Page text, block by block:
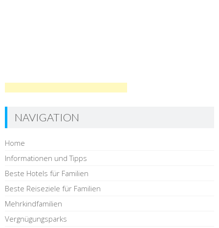
NAVIGATION
Home
Informationen und Tipps
Beste Hotels für Familien
Beste Reiseziele für Familien
Mehrkindfamilien
Vergnügungsparks